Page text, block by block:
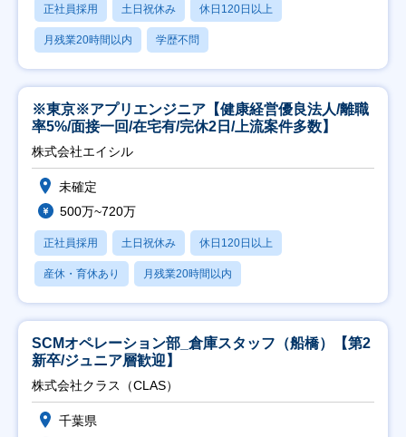
正社員採用 土日祝休み 休日120日以上
月残業20時間以内 学歴不問
※東京※アプリエンジニア【健康経営優良法人/離職
率5%/面接一回/在宅有/完休2日/上流案件多数】
株式会社エイシル
未確定
500万~720万
正社員採用 土日祝休み 休日120日以上
産休・育休あり 月残業20時間以内
SCMオペレーション部_倉庫スタッフ（船橋）【第2
新卒/ジュニア層歓迎】
株式会社クラス（CLAS）
千葉県